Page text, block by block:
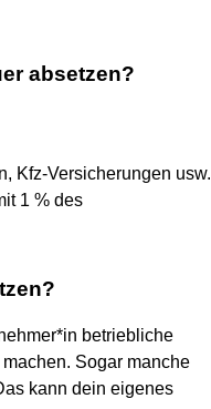
absetzen?
Kfz-Versicherungen usw.
1 % des
betriebliche
Sogar manche
kann dein eigenes